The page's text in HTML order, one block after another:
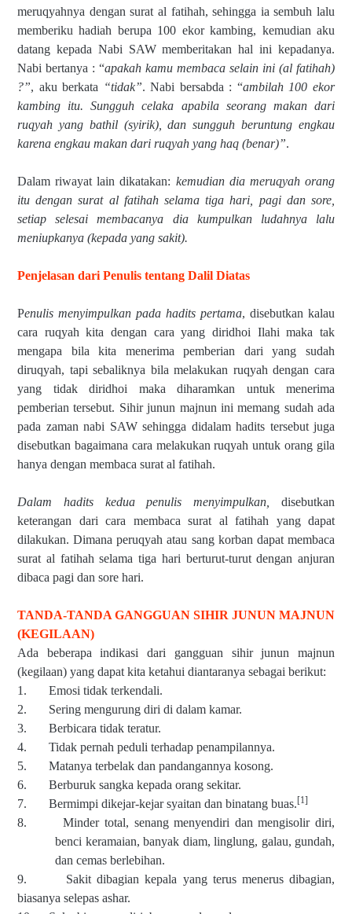
meruqyahnya dengan surat al fatihah, sehingga ia sembuh lalu
memberiku hadiah berupa 100 ekor kambing, kemudian aku
datang kepada Nabi SAW memberitakan hal ini kepadanya.
Nabi bertanya : “apakah kamu membaca selain ini (al fatihah)
?”, aku berkata “tidak”. Nabi bersabda : “ambilah 100 ekor
kambing itu. Sungguh celaka apabila seorang makan dari
ruqyah yang bathil (syirik), dan sungguh beruntung engkau
karena engkau makan dari ruqyah yang haq (benar)”.
Dalam riwayat lain dikatakan: kemudian dia meruqyah orang
itu dengan surat al fatihah selama tiga hari, pagi dan sore,
setiap selesai membacanya dia kumpulkan ludahnya lalu
meniupkanya (kepada yang sakit).
Penjelasan dari Penulis tentang Dalil Diatas
Penulis menyimpulkan pada hadits pertama, disebutkan kalau
cara ruqyah kita dengan cara yang diridhoi Ilahi maka tak
mengapa bila kita menerima pemberian dari yang sudah
diruqyah, tapi sebaliknya bila melakukan ruqyah dengan cara
yang tidak diridhoi maka diharamkan untuk menerima
pemberian tersebut. Sihir junun majnun ini memang sudah ada
pada zaman nabi SAW sehingga didalam hadits tersebut juga
disebutkan bagaimana cara melakukan ruqyah untuk orang gila
hanya dengan membaca surat al fatihah.
Dalam hadits kedua penulis menyimpulkan,
disebutkan
keterangan dari cara membaca surat al fatihah yang dapat
dilakukan. Dimana peruqyah atau sang korban dapat membaca
surat al fatihah selama tiga hari berturut-turut dengan anjuran
dibaca pagi dan sore hari.
TANDA-TANDA GANGGUAN SIHIR JUNUN MAJNUN
(KEGILAAN)
Ada beberapa indikasi dari gangguan sihir junun majnun
(kegilaan) yang dapat kita ketahui diantaranya sebagai berikut:
1. Emosi tidak terkendali.
2. Sering mengurung diri di dalam kamar.
3. Berbicara tidak teratur.
4. Tidak pernah peduli terhadap penampilannya.
5. Matanya terbelak dan pandangannya kosong.
6. Berburuk sangka kepada orang sekitar.
7. Bermimpi dikejar-kejar syaitan dan binatang buas.[1]
8. Minder total, senang menyendiri dan mengisolir diri,
benci keramaian, banyak diam, linglung, galau, gundah,
dan cemas berlebihan.
9. Sakit dibagian kepala yang terus menerus dibagian,
biasanya selepas ashar.